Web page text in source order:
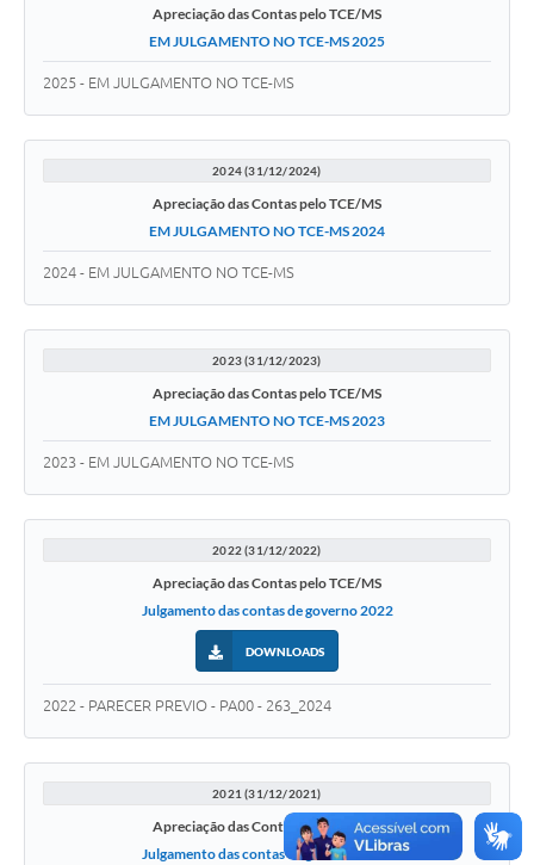
Galeria de Vídeos
Apreciação das Contas pelo TCE/MS
EM JULGAMENTO NO TCE-MS 2025
2025 - EM JULGAMENTO NO TCE-MS
2024 (31/12/2024)
Apreciação das Contas pelo TCE/MS
EM JULGAMENTO NO TCE-MS 2024
2024 - EM JULGAMENTO NO TCE-MS
2023 (31/12/2023)
Apreciação das Contas pelo TCE/MS
EM JULGAMENTO NO TCE-MS 2023
2023 - EM JULGAMENTO NO TCE-MS
2022 (31/12/2022)
Apreciação das Contas pelo TCE/MS
Julgamento das contas de governo 2022
DOWNLOADS
2022 - PARECER PREVIO - PA00 - 263_2024
2021 (31/12/2021)
Apreciação das Contas pelo TCE/MS
Julgamento das contas de governo 2021